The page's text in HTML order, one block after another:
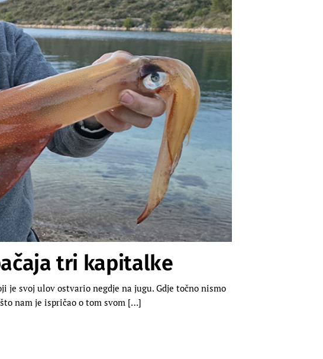
tri kapitalke
je svoj ulov ostvario negdje na jugu. Gdje točno nismo
nam je ispričao o tom svom […]